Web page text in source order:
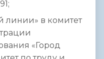
линии» в комитет
«Город